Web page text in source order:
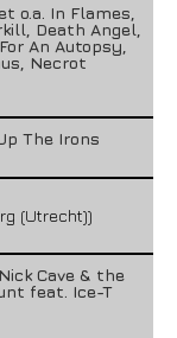
o.a. In Flames,
Death Angel,
An Autopsy,
Necrot
The Irons
(Utrecht))
Cave & the
feat. Ice-T